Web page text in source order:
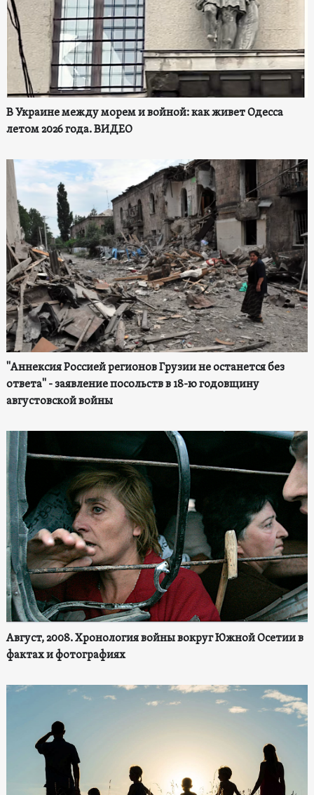
В Украине между морем и войной: как живет Одесса
летом 2026 года. ВИДЕО
"Аннексия Россией регионов Грузии не останется без
ответа" - заявление посольств в 18-ю годовщину
августовской войны
Август, 2008. Хронология войны вокруг Южной Осетии в
фактах и фотографиях